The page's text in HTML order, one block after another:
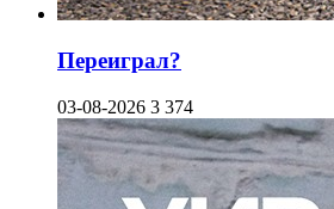
Переиграл?
03-08-2026 3 374